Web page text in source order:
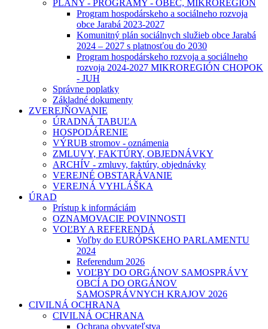
PLÁNY - PROGRAMY - OBEC, MIKROREGIÓN
Program hospodárskeho a sociálneho rozvoja
obce Jarabá 2023-2027
Komunitný plán sociálnych služieb obce Jarabá
2024 – 2027 s platnosťou do 2030
Program hospodárskeho rozvoja a sociálneho
rozvoja 2024-2027 MIKROREGIÓN CHOPOK
- JUH
Správne poplatky
Základné dokumenty
ZVEREJŇOVANIE
ÚRADNÁ TABUĽA
HOSPODÁRENIE
VÝRUB stromov - oznámenia
ZMLUVY, FAKTÚRY, OBJEDNÁVKY
ARCHÍV - zmluvy, faktúry, objednávky
VEREJNÉ OBSTARÁVANIE
VEREJNÁ VYHLÁŠKA
ÚRAD
Prístup k informáciám
OZNAMOVACIE POVINNOSTI
VOĽBY A REFERENDÁ
Voľby do EURÓPSKEHO PARLAMENTU
2024
Referendum 2026
VOĽBY DO ORGÁNOV SAMOSPRÁVY
OBCÍ A DO ORGÁNOV
SAMOSPRÁVNYCH KRAJOV 2026
CIVILNÁ OCHRANA
CIVILNÁ OCHRANA
Ochrana obyvateľstva